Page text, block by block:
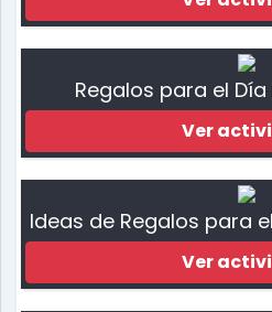
Regalos para el
Ver
Ideas de Regalos para
Ver